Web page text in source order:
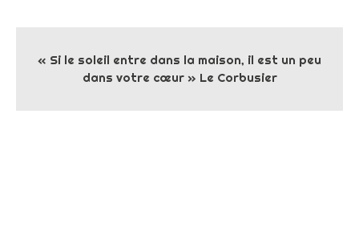
« Si le soleil entre dans la maison, il est un peu
dans votre cœur » Le Corbusier